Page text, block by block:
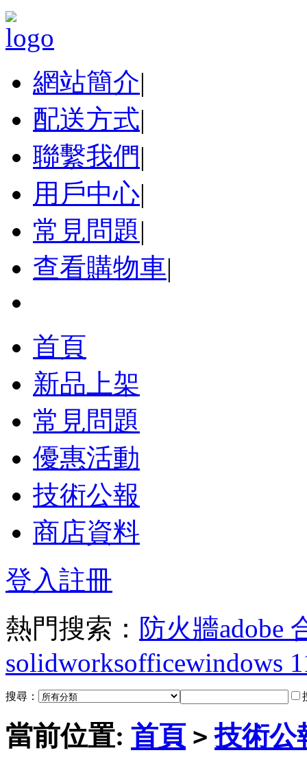
網站簡介|
配送方式|
聯繫我們|
用戶中心|
常見問題|
查看購物車|
首頁
新品上架
常見問題
優惠活動
技術公報
商店資料
登入註冊
熱門搜索： 防火牆adobe
solidworksofficewindows
搜尋：
當前位置: 首頁 > 技術公